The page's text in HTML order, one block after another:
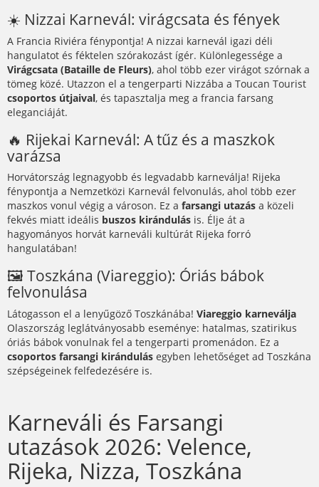
☀️ Nizzai Karnevál: virágcsata és fények
A Francia Riviéra fénypontja! A nizzai karnevál igazi déli
hangulatot és féktelen szórakozást ígér. Különlegessége a
Virágcsata (Bataille de Fleurs), ahol több ezer virágot szórnak a
tömeg közé. Utazzon el a tengerparti Nizzába a Toucan Tourist
csoportos útjaival, és tapasztalja meg a francia farsang
eleganciáját.
🔥 Rijekai Karnevál: A tűz és a maszkok
varázsa
Horvátország legnagyobb és legvadabb karneválja! Rijeka
fénypontja a Nemzetközi Karnevál felvonulás, ahol több ezer
maszkos vonul végig a városon. Ez a farsangi utazás a közeli
fekvés miatt ideális buszos kirándulás is. Élje át a
hagyományos horvát karneváli kultúrát Rijeka forró
hangulatában!
🖼️ Toszkána (Viareggio): Óriás bábok
felvonulása
Látogasson el a lenyűgöző Toszkánába! Viareggio karneválja
Olaszország leglátványosabb eseménye: hatalmas, szatirikus
óriás bábok vonulnak fel a tengerparti promenádon. Ez a
csoportos farsangi kirándulás egyben lehetőséget ad Toszkána
szépségeinek felfedezésére is.
Karneváli és Farsangi
utazások 2026: Velence,
Rijeka, Nizza, Toszkána